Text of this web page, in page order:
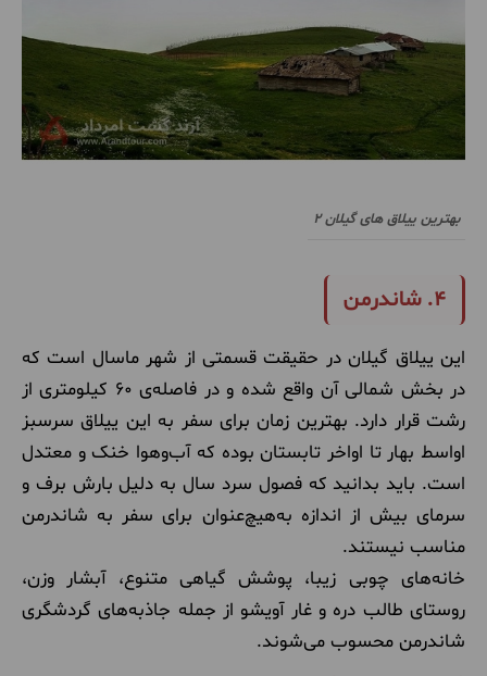
بهترین ییلاق های گیلان ۲
۴. شاندرمن
این ییلاق گیلان در حقیقت قسمتی از شهر ماسال است که
در بخش شمالی آن واقع شده و در فاصله‌ی ۶۰ کیلومتری از
رشت قرار دارد. بهترین زمان برای سفر به این ییلاق سرسبز
اواسط بهار تا اواخر تابستان بوده که آب‌وهوا خنک و معتدل
است. باید بدانید که فصول سرد سال به دلیل بارش برف و
سرمای بیش از اندازه به‌هیچ‌عنوان برای سفر به شاندرمن
مناسب نیستند.
خانه‌های چوبی زیبا، پوشش گیاهی متنوع، آبشار وزن،
روستای طالب دره و غار آویشو از جمله جاذبه‌های گردشگری
شاندرمن محسوب می‌شوند.